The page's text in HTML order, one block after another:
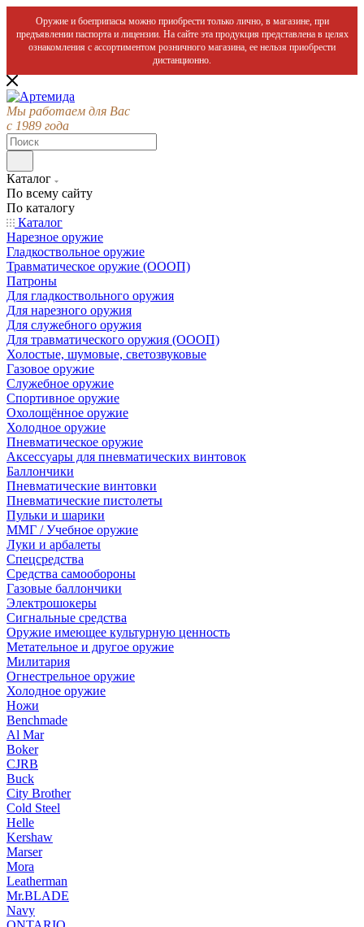
Оружие и боеприпасы можно приобрести только лично, в магазине, при
предъявлении паспорта и лицензии. На сайте эта продукция представлена в целях
ознакомления с ассортиментом розничного магазина, ее нельзя приобрести
дистанционно.
Мы работаем для Вас
с 1989 года
Каталог
По всему сайту
По каталогу
Каталог
Нарезное оружие
Гладкоствольное оружие
Травматическое оружие (ОООП)
Патроны
Для гладкоствольного оружия
Для нарезного оружия
Для служебного оружия
Для травматического оружия (ОООП)
Холостые, шумовые, светозвуковые
Газовое оружие
Служебное оружие
Спортивное оружие
Охолощённое оружие
Холодное оружие
Пневматическое оружие
Аксессуары для пневматических винтовок
Баллончики
Пневматические винтовки
Пневматические пистолеты
Пульки и шарики
ММГ / Учебное оружие
Луки и арбалеты
Спецсредства
Средства самообороны
Газовые баллончики
Электрошокеры
Сигнальные средства
Оружие имеющее культурную ценность
Метательное и другое оружие
Милитария
Огнестрельное оружие
Холодное оружие
Ножи
Benchmade
Al Mar
Boker
CJRB
Buck
City Brother
Cold Steel
Helle
Kershaw
Marser
Mora
Leatherman
Mr.BLADE
Navy